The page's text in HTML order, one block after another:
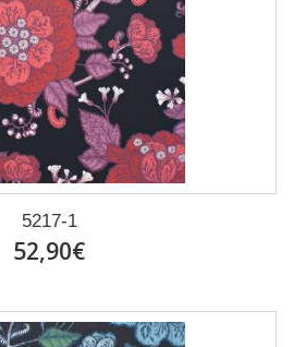
5217-1
52,90€